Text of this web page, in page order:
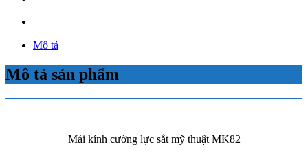
Mô tả
Mô tả sản phẩm
Mái kính cường lực sắt mỹ thuật MK82